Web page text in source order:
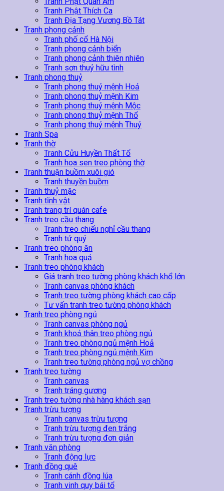
Tranh Phật Thích Ca
Tranh Địa Tạng Vương Bồ Tát
Tranh phong cảnh
Tranh phố cổ Hà Nội
Tranh phong cảnh biển
Tranh phong cảnh thiên nhiên
Tranh sơn thuỷ hữu tình
Tranh phong thuỷ
Tranh phong thuỷ mệnh Hoả
Tranh phong thuỷ mệnh Kim
Tranh phong thuỷ mệnh Mộc
Tranh phong thuỷ mệnh Thổ
Tranh phong thuỷ mệnh Thuỷ
Tranh Spa
Tranh thờ
Tranh Cửu Huyền Thất Tổ
Tranh hoa sen treo phòng thờ
Tranh thuận buồm xuôi gió
Tranh thuyền buồm
Tranh thuỷ mặc
Tranh tĩnh vật
Tranh trang trí quán cafe
Tranh treo cầu thang
Tranh treo chiếu nghỉ cầu thang
Tranh tứ quý
Tranh treo phòng ăn
Tranh hoa quả
Tranh treo phòng khách
Giá tranh treo tường phòng khách khổ lớn
Tranh canvas phòng khách
Tranh treo tường phòng khách cao cấp
Tư vấn tranh treo tường phòng khách
Tranh treo phòng ngủ
Tranh canvas phòng ngủ
Tranh khoả thân treo phòng ngủ
Tranh treo phòng ngủ mệnh Hoả
Tranh treo phòng ngủ mệnh Kim
Tranh treo tường phòng ngủ vợ chồng
Tranh treo tường
Tranh canvas
Tranh tráng gương
Tranh treo tường nhà hàng khách sạn
Tranh trừu tượng
Tranh canvas trừu tượng
Tranh trừu tượng đen trắng
Tranh trừu tượng đơn giản
Tranh văn phòng
Tranh động lực
Tranh đồng quê
Tranh cánh đồng lúa
Tranh vinh quy bái tổ